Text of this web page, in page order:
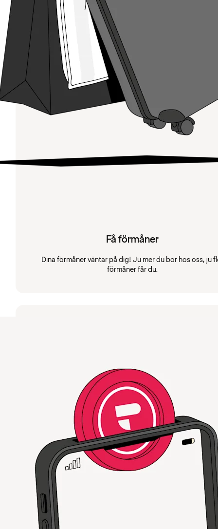
Få förmåner
Dina förmåner väntar på dig! Ju mer du bor hos oss, ju
förmåner får du.